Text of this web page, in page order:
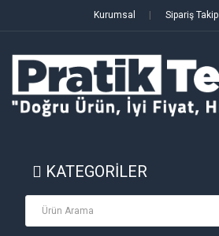
Kurumsal Sipariş Takip
KATEGORİLER